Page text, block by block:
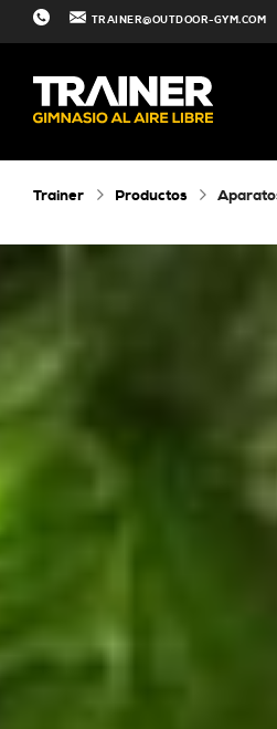
TRAINER@OUTDOOR-GYM.COM
Trainer Productos